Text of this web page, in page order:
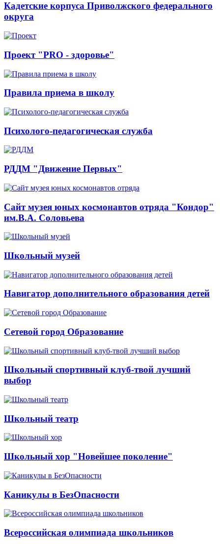
Кадетские корпуса Приволжского федерального
округа
Проект "PRO - здоровье"
Правила приема в школу
Психолого-педагогическая служба
РДДМ "Движение Первых"
Сайт музея юных космонавтов отряда "Кондор"
им.В.А. Соловьева
Школьный музей
Навигатор дополнительного образования детей
Сетевой город Образование
Школьный спортивный клуб-твой лучший
выбор
Школьный театр
Школьный хор "Новейшее поколение"
Каникулы в БезОпасности
Всероссийская олимпиада школьников